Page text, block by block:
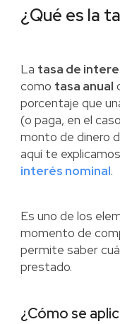
¿Qué es la
La tasa de
como tasa anual
porcentaje que
(o paga, en el
monto de dinero
aquí te
interés nominal.
Es uno de los
momento de
permite saber
prestado.
¿Cómo se